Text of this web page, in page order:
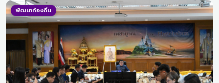
พัฒนาท้องถิ่น